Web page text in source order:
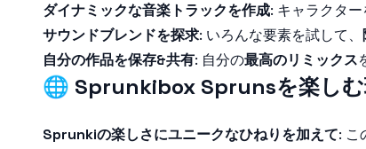
ダイナミックな音楽トラックを作成: キャラクター
サウンドブレンドを探求: いろんな要素を試して、
自分の作品を保存&共有: 自分の最高のリミックス
🌐 Sprunkibox Sprunsを楽しむ
Sprunkiの楽しさにユニークなひねりを加えて: こ